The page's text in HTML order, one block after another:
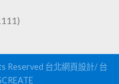
Reserved 台北網頁設計/台